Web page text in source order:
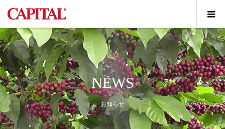
NEWS
お知らせ